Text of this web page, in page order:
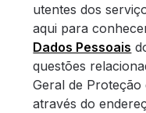
utentes dos
aqui para
Dados Pessoais
questões
Geral de
através do